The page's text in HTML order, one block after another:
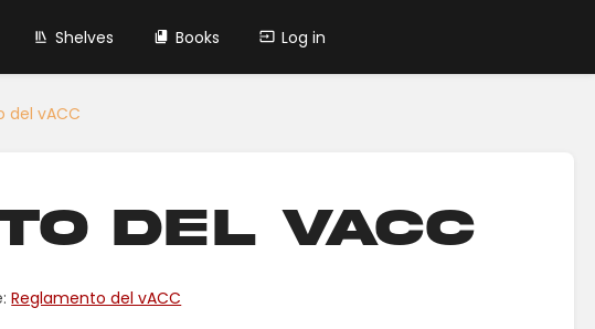
Shelves Books Log in
del vACC
del vACC
Reglamento del vACC